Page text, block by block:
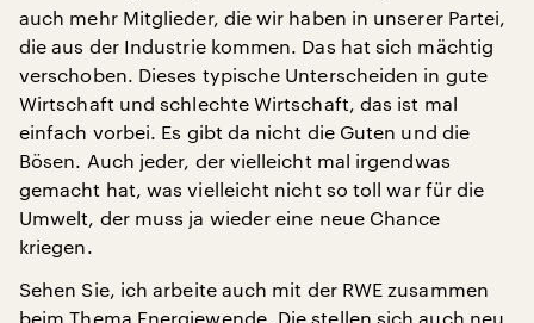
auch mehr Mitglieder, die wir haben in unserer Partei,
die aus der Industrie kommen. Das hat sich mächtig
verschoben. Dieses typische Unterscheiden in gute
Wirtschaft und schlechte Wirtschaft, das ist mal
einfach vorbei. Es gibt da nicht die Guten und die
Bösen. Auch jeder, der vielleicht mal irgendwas
gemacht hat, was vielleicht nicht so toll war für die
Umwelt, der muss ja wieder eine neue Chance
kriegen.
Sehen Sie, ich arbeite auch mit der RWE zusammen
beim Thema Energiewende. Die stellen sich auch neu